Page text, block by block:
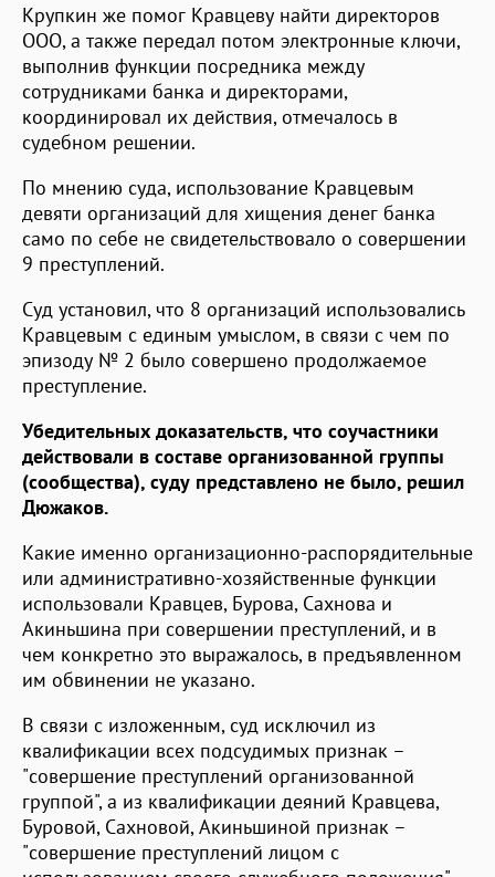
Крупкин же помог Кравцеву найти директоров
ООО, а также передал потом электронные ключи,
выполнив функции посредника между
сотрудниками банка и директорами,
координировал их действия, отмечалось в
судебном решении.
По мнению суда, использование Кравцевым
девяти организаций для хищения денег банка
само по себе не свидетельствовало о совершении
9 преступлений.
Суд установил, что 8 организаций использовались
Кравцевым с единым умыслом, в связи с чем по
эпизоду № 2 было совершено продолжаемое
преступление.
Убедительных доказательств, что соучастники
действовали в составе организованной группы
(сообщества), суду представлено не было, решил
Дюжаков.
Какие именно организационно-распорядительные
или административно-хозяйственные функции
использовали Кравцев, Бурова, Сахнова и
Акиньшина при совершении преступлений, и в
чем конкретно это выражалось, в предъявленном
им обвинении не указано.
В связи с изложенным, суд исключил из
квалификации всех подсудимых признак –
"совершение преступлений организованной
группой", а из квалификации деяний Кравцева,
Буровой, Сахновой, Акиньшиной признак –
"совершение преступлений лицом с